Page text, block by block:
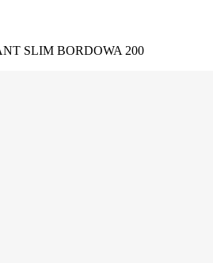
SLIM BORDOWA 200